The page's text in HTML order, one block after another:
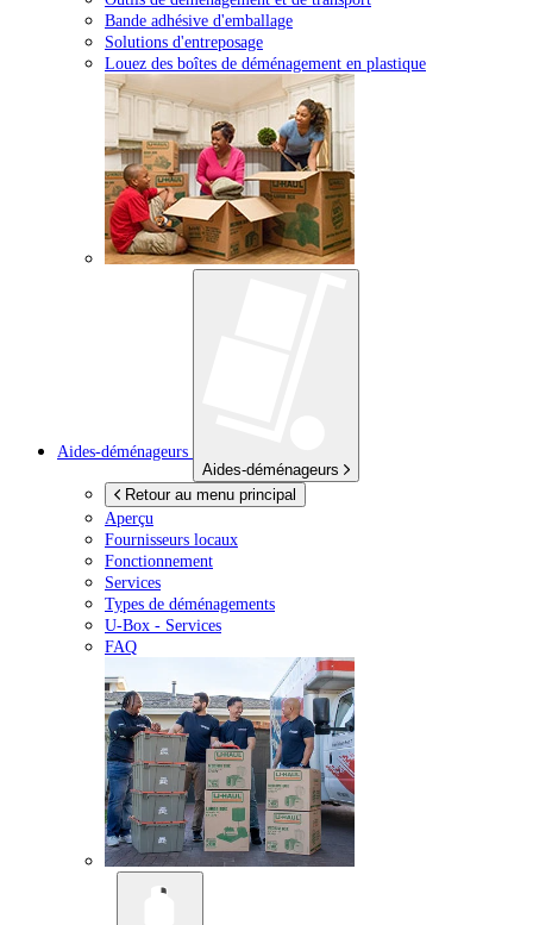
Bande adhésive d'emballage
Solutions d'entreposage
Louez des boîtes de déménagement en plastique
Aides-déménageurs
Aides-déménageurs
Retour au menu principal
Aperçu
Fournisseurs locaux
Fonctionnement
Services
Types de déménagements
U-Box - Services
FAQ